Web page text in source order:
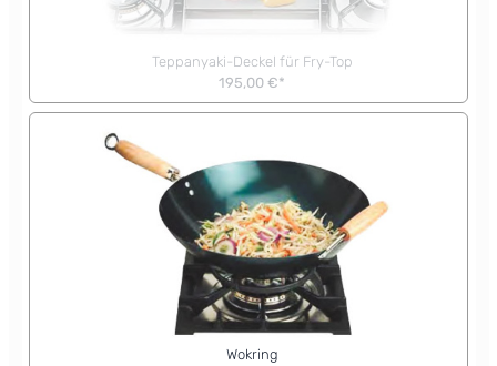
Teppanyaki-Deckel für Fry-Top
195,00 €*
Wokring